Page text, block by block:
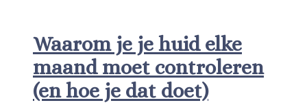
Waarom je je huid elke
maand moet controleren
(en hoe je dat doet)